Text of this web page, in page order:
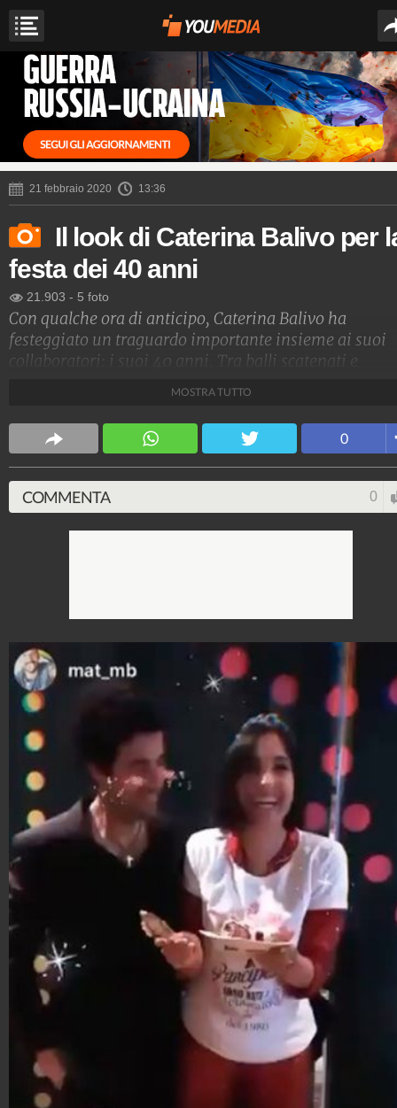
21 febbraio 2020 13:36
Il look di Caterina Balivo per
festa dei 40 anni
21.903 - 5 foto
Con qualche ora di anticipo, Caterina Balivo ha
festeggiato un traguardo importante insieme ai suoi
collaboratori: i suoi 40 anni. Tra balli scatenati e
paillettes e coroncina in testa.
1.515.060.449-1.957 video-138.069 foto
MOSTRA TUTTO
0
COMMENTA 0